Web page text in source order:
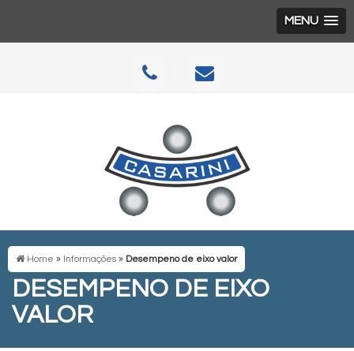
MENU
Home » Informações » Desempeno de eixo valor
DESEMPENO DE EIXO
VALOR